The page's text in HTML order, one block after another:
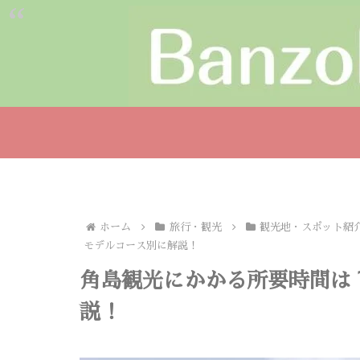
ホーム 旅行・観光
観光地・スポット紹
モデルコース別に解説！
角島観光にかかる所要時間
説！